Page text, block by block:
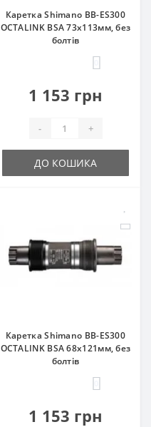
Каретка Shimano BB-ES300
OCTALINK BSA 73x113мм, без
болтів
1 153 грн
- +
ДО КОШИКА
Каретка Shimano BB-ES300
OCTALINK BSA 68x121мм, без
болтів
1 153 грн